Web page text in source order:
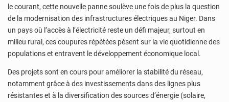
le courant, cette nouvelle panne soulève une fois de plus la question
de la modernisation des infrastructures électriques au Niger. Dans
un pays où l’accès à l’électricité reste un défi majeur, surtout en
milieu rural, ces coupures répétées pèsent sur la vie quotidienne des
populations et entravent le développement économique local.
Des projets sont en cours pour améliorer la stabilité du réseau,
notamment grâce à des investissements dans des lignes plus
résistantes et à la diversification des sources d’énergie (solaire,